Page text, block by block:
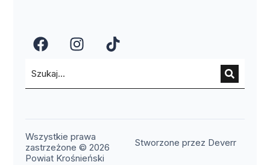
(otwiera się w nowym oknie)
(otwiera się w nowym
(otwiera się w
Wszystkie prawa
zastrzeżone © 2026
Powiat Krośnieński
Stworzone przez Deverr